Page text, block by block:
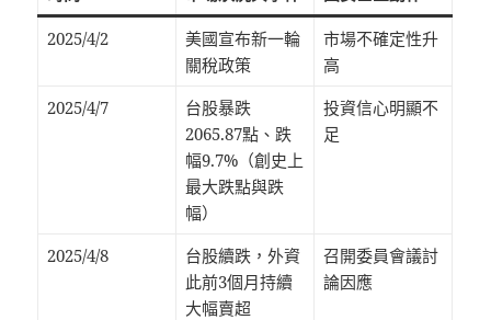
2025/4/2
美國宣布新一輪
關稅政策
市場不確定性升
高
2025/4/7
台股暴跌
2065.87點、跌
幅9.7%（創史上
最大跌點與跌
幅）
投資信心明顯不
足
2025/4/8
台股續跌，外資
此前3個月持續
大幅賣超
召開委員會議討
論因應